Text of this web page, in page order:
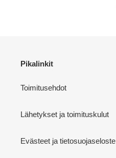
Pikalinkit
Toimitusehdot
Lähetykset ja toimituskulut
Evästeet ja tietosuojaseloste